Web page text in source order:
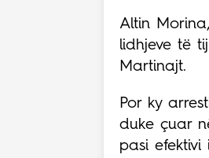
Altin
lidhjeve të
Martinajt.
Por ky
duke çuar
pasi